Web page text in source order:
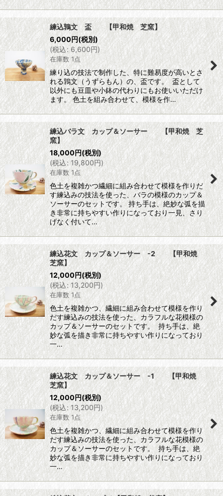
練込鶉文 盃 【甲和焼 芝窯】
6,000円(税別)
(税込: 6,600円)
在庫数 1点
練り込の技法で制作した、特に難易度が高いとさ
れる鶉文（うずらもん）の、盃です。 盃として
以外にも豆皿や小鉢の代わりにもお使いいただけ
ます。 色土を組み合わせて、模様を作…
練込バラ文 カップ＆ソーサー 【甲和焼 芝
窯】
18,000円(税別)
(税込: 19,800円)
在庫数 1点
色土を複雑かつ繊細に組み合わせて模様を作りだ
す練込みの技法を使った、バラの模様のカップ＆
ソーサーのセットです。 持ち手は、絶妙な弧を描
き非常に持ちやすい作りになっており一見、さり
げなく付いて…
練込花文 カップ＆ソーサー -2 【甲和焼
芝窯】
12,000円(税別)
(税込: 13,200円)
在庫数 1点
色土を複雑かつ、繊細に組み合わせて模様を作り
だす練込みの技法を使った、カラフルな花模様の
カップ＆ソーサーのセットです。 持ち手は、絶
妙な弧を描き非常に持ちやすい作りになっており
一…
練込花文 カップ＆ソーサー -1 【甲和焼
芝窯】
12,000円(税別)
(税込: 13,200円)
在庫数 1点
色土を複雑かつ、繊細に組み合わせて模様を作り
だす練込みの技法を使った、カラフルな花模様の
カップ＆ソーサーのセットです。 持ち手は、絶
妙な弧を描き非常に持ちやすい作りになっており
一…